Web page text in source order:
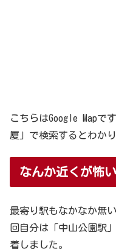
こちらはGoogle Mapで
厦」で検索するとわか
なんか近くが怖い
最寄り駅もなかなか無
回自分は「中山公園駅
着しました。